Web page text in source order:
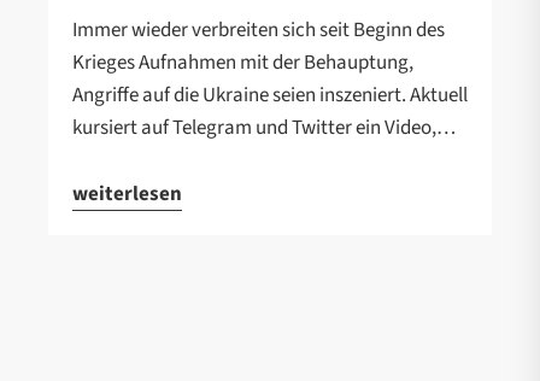
Immer wieder verbreiten sich seit Beginn des
Krieges Aufnahmen mit der Behauptung,
Angriffe auf die Ukraine seien inszeniert. Aktuell
kursiert auf Telegram und Twitter ein Video,…
weiterlesen